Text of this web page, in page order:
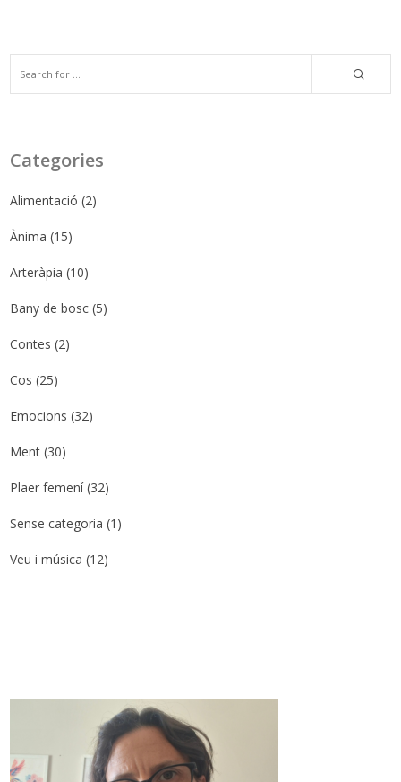
Categories
Alimentació (2)
Ànima (15)
Arteràpia (10)
Bany de bosc (5)
Contes (2)
Cos (25)
Emocions (32)
Ment (30)
Plaer femení(32)
Sense categoria (1)
Veu i música (12)